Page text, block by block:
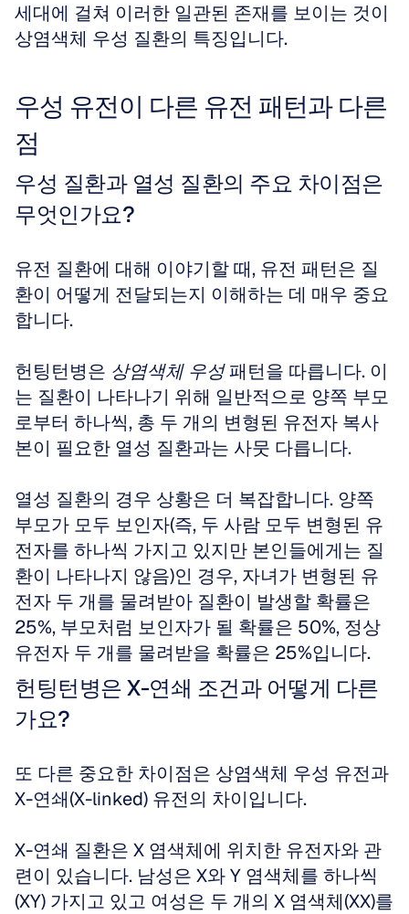
세대에 걸쳐 이러한 일관된 존재를 보이는 것이
상염색체 우성 질환의 특징입니다.
우성 유전이 다른 유전 패턴과 다른
점
우성 질환과 열성 질환의 주요 차이점은
무엇인가요?
유전 질환에 대해 이야기할 때, 유전 패턴은 질
환이 어떻게 전달되는지 이해하는 데 매우 중요
합니다.
헌팅턴병은 상염색체 우성 패턴을 따릅니다. 이
는 질환이 나타나기 위해 일반적으로 양쪽 부모
로부터 하나씩, 총 두 개의 변형된 유전자 복사
본이 필요한 열성 질환과는 사뭇 다릅니다.
열성 질환의 경우 상황은 더 복잡합니다. 양쪽
부모가 모두 보인자(즉, 두 사람 모두 변형된 유
전자를 하나씩 가지고 있지만 본인들에게는 질
환이 나타나지 않음)인 경우, 자녀가 변형된 유
전자 두 개를 물려받아 질환이 발생할 확률은
25%, 부모처럼 보인자가 될 확률은 50%, 정상
유전자 두 개를 물려받을 확률은 25%입니다.
헌팅턴병은 X-연쇄 조건과 어떻게 다른
가요?
또 다른 중요한 차이점은 상염색체 우성 유전과
X-연쇄(X-linked) 유전의 차이입니다.
X-연쇄 질환은 X 염색체에 위치한 유전자와 관
련이 있습니다. 남성은 X와 Y 염색체를 하나씩
(XY) 가지고 있고 여성은 두 개의 X 염색체(XX)를